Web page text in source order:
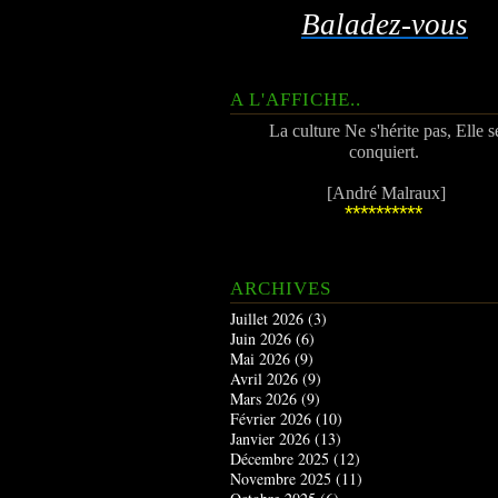
Baladez-vous
A L'AFFICHE..
La culture Ne s'hérite pas, Elle
conquiert.
[André Malraux]
**********
ARCHIVES
Juillet 2026 (3)
Juin 2026 (6)
Mai 2026 (9)
Avril 2026 (9)
Mars 2026 (9)
Février 2026 (10)
Janvier 2026 (13)
Décembre 2025 (12)
Novembre 2025 (11)